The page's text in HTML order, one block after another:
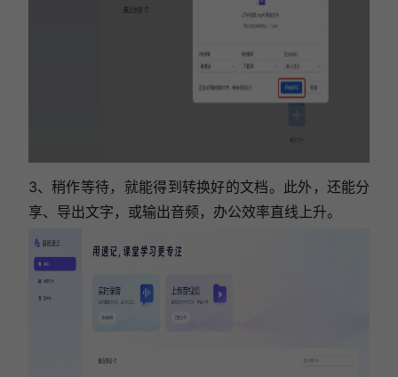
3、稍作等待，就能得到转换好的文档。此外，还能分
享、导出文字，或输出音频，办公效率直线上升。